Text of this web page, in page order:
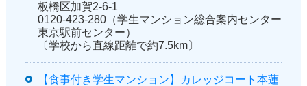
板橋区加賀2-6-1
0120-423-280（学生マンション総合案内センター
東京駅前センター）
〔学校から直線距離で約7.5km〕
【食事付き学生マンション】カレッジコート本蓮